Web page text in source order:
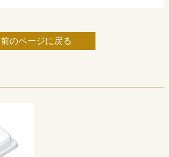
前のページに戻る